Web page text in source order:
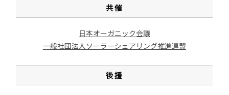
共催
日本オーガニック会議
一般社団法人ソーラーシェアリング推進連盟
後援